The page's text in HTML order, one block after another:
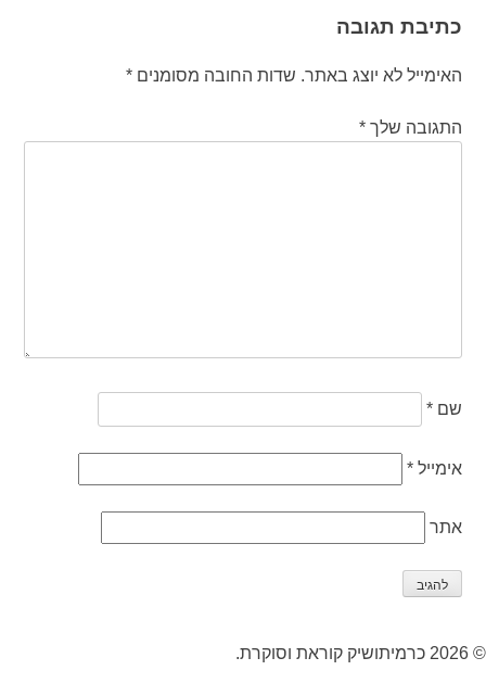
כתיבת תגובה
האימייל לא יוצג באתר. שדות החובה מסומנים*
התגובה שלך*
שם*
אימייל*
אתר
© 2026 כרמיתושיק קוראת וסוקרת.